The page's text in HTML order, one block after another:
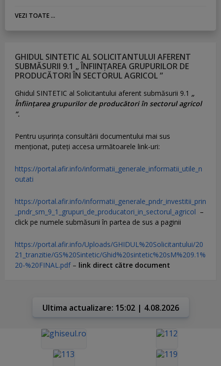
VEZI TOATE ...
GHIDUL SINTETIC AL SOLICITANTULUI AFERENT
SUBMĂSURII 9.1 „ ÎNFIINȚAREA GRUPURILOR DE
PRODUCĂTORI ÎN SECTORUL AGRICOL ”
Ghidul SINTETIC al Solicitantului aferent submăsurii 9.1 „
Înființarea grupurilor de producători în sectorul agricol
”.
Pentru uşurinţa consultării documentului mai sus
menţionat, puteţi accesa următoarele link-uri:
https://portal.afir.info/informatii_generale_informatii_utile_n
outati
https://portal.afir.info/informatii_generale_pndr_investitii_prin
_pndr_sm_9_1_grupuri_de_producatori_in_sectorul_agricol –
click pe numele submăsurii în partea de sus a paginii
https://portal.afir.info/Uploads/GHIDUL%20Solicitantului/20
21_tranzitie/GS%20Sintetic/Ghid%20sintetic%20sM%209.1%
20-%20FINAL.pdf– link direct către document
Ultima actualizare: 15:02 | 4.08.2026